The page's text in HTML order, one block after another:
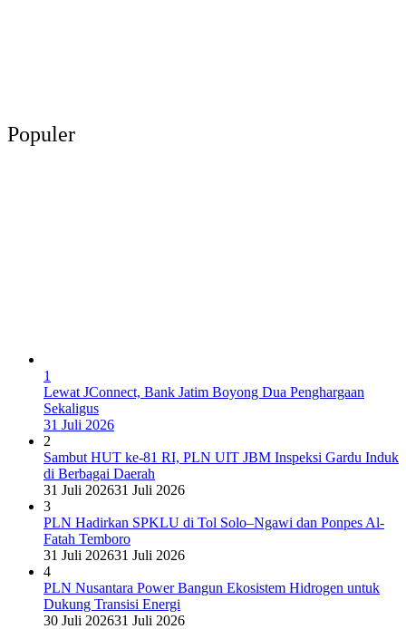
Populer
1
Lewat JConnect, Bank Jatim Boyong Dua Penghargaan
Sekaligus
31 Juli 2026
2
Sambut HUT ke-81 RI, PLN UIT JBM Inspeksi Gardu Induk
di Berbagai Daerah
31 Juli 202631 Juli 2026
3
PLN Hadirkan SPKLU di Tol Solo–Ngawi dan Ponpes Al-
Fatah Temboro
31 Juli 202631 Juli 2026
4
PLN Nusantara Power Bangun Ekosistem Hidrogen untuk
Dukung Transisi Energi
30 Juli 202631 Juli 2026